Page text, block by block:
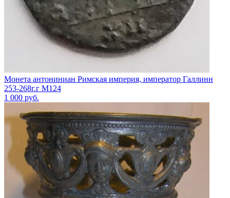
Монета антониниан Римская империя, император Галлинн
253-268г.г М124
1 000 руб.